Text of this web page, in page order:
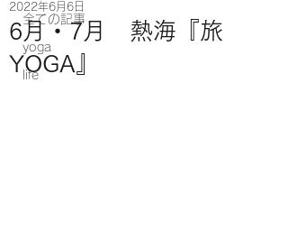
全ての記事
yoga
life
6月・7月 熱海『旅
YOGA』
2022年6月6日